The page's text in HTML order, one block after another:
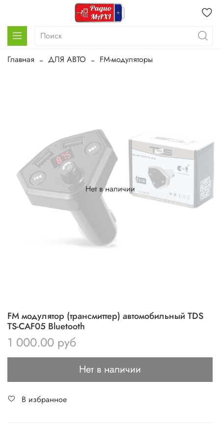
Главная ДЛЯ АВТО FM-модуляторы
Нет в наличии
FM модулятор (трансмиттер) автомобильный TDS
TS-CAF05 Bluetooth
1 000.00 руб
Нет в наличии
В избранное